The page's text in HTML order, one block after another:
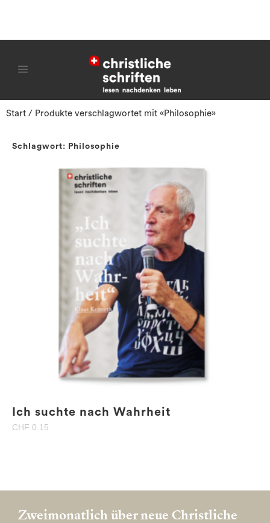
Start / Produkte verschlagwortet mit «Philosophie»
Schlagwort: Philosophie
Ich suchte nach Wahrheit
CHF 0.15
Zweimonatlich über neue Christliche